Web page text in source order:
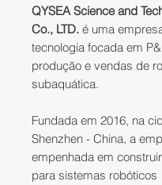
QYSEA Science and
Co., LTD. é uma
tecnologia focada em
produção e vendas de
subaquática.
Fundada em 2016, na
Shenzhen - China, a
empenhada em
para sistemas robóticos